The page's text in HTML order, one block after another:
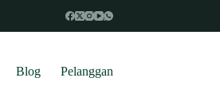
Blog Pelanggan